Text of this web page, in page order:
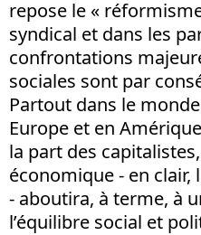
repose le «
syndical et dans les
confrontations
sociales sont par
Partout dans le
Europe et en
la part des
économique - en
- aboutira, à terme, à
l’équilibre social et